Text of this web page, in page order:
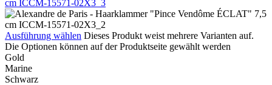
Ausführung wählen Dieses Produkt weist mehrere Varianten auf.
Die Optionen können auf der Produktseite gewählt werden
Gold
Marine
Schwarz